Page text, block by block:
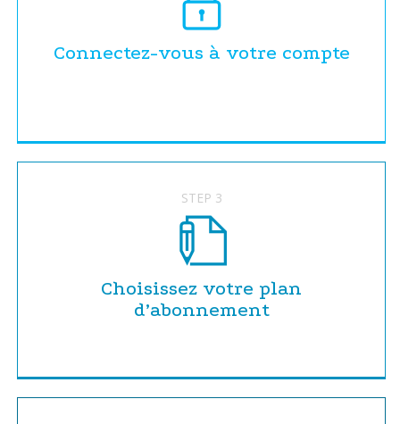
Connectez-vous à votre compte
STEP 3
Choisissez votre plan
d’abonnement